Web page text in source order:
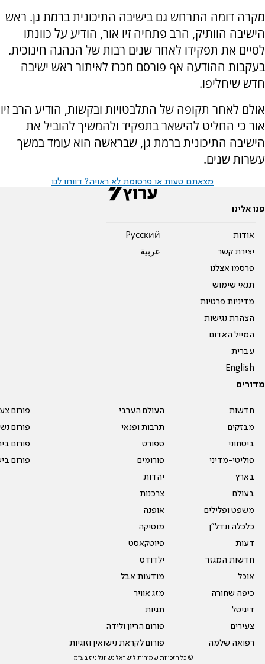
מקרה דומה התרחש גם בישיבה התיכונית ברמת גן. ראש
הישיבה הוותיק, הרב פתחיה זיו אור, הודיע על כוונתו
לסיים את תפקידו לאחר שנים רבות של הנהגה חינוכית.
בעקבות ההודעה אף פורסם מכרז לאיתור ראש ישיבה
חדש שיחליפו.
אולם לאחר תקופה של התלבטויות ובקשות, הודיע הרב זיו
אור כי החליט להישאר בתפקיד ולהמשיך להוביל את
הישיבה התיכונית ברמת גן, שבראשה הוא עומד במשך
עשרות שנים.
מצאתם טעות או פרסומת לא ראויה? דווחו לנו
פנו אלינו
אודות
יצירת קשר
פרסמו אצלנו
תנאי שימוש
מדיניות פרטיות
הצהרת נגישות
המייל האדום
עברית
English
Pусский
عربية
מדורים
חדשות
מבזקים
ביטחוני
פוליטי-מדיני
בארץ
בעולם
משפט ופלילים
כלכלה ונדל"ן
דעות
חדשות המגזר
אוכל
כיפה שחורה
דיגיטל
צעירים
רפואה שלמה
העולם הערבי
תרבות ופנאי
ספורט
פורומים
יהדות
צרכנות
אופנה
מוסיקה
פיוטקאסט
ילדודס
מודעות אבל
מזג אוויר
תגיות
פורום הריון ולידה
פורום לקראת נישואין וזוגיות
פורום
פורום
פורום
פורום
© כל הזכויות שמורות לישראל נשיונל ניוז בע"מ.